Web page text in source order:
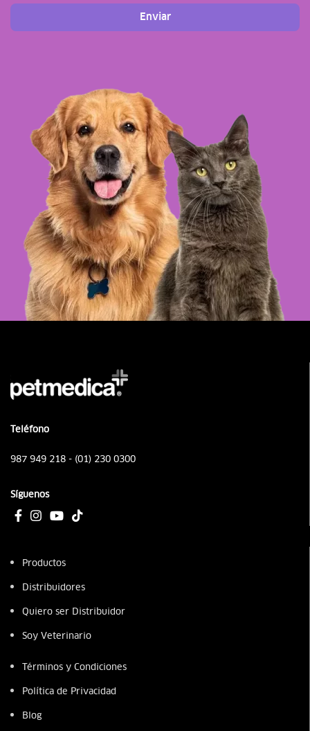
Enviar
Teléfono
987 949 218 - (01) 230 0300
Síguenos
Productos
Distribuidores
Quiero ser Distribuidor
Soy Veterinario
Términos y Condiciones
Política de Privacidad
Blog